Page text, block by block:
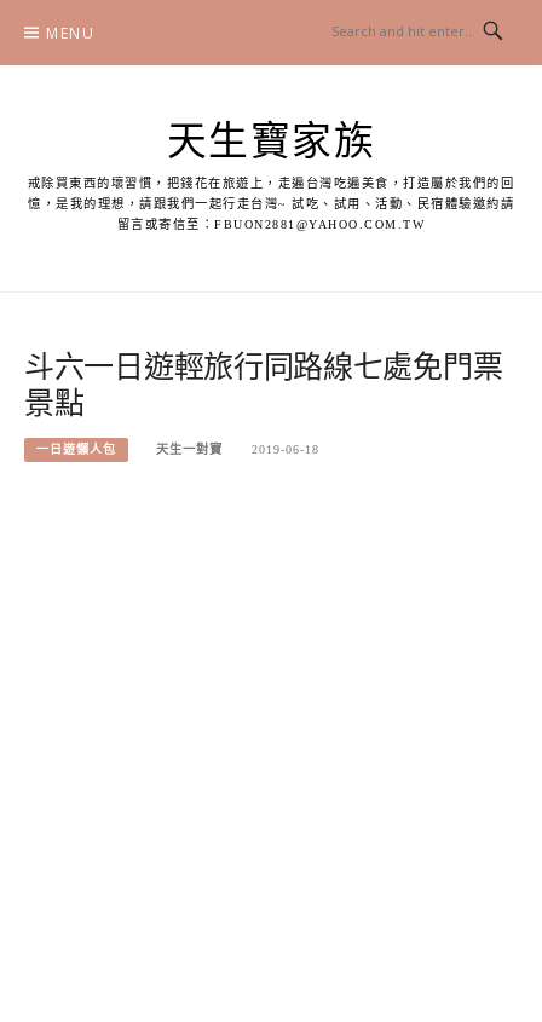
content
MENU
天生寶家族
戒除買東西的壞習慣，把錢花在旅遊上，走遍台灣吃遍美食，打造屬於我們的回
憶，是我的理想，請跟我們一起行走台灣~ 試吃、試用、活動、民宿體驗邀約請
留言或寄信至：FBUON2881@YAHOO.COM.TW
斗六一日遊輕旅行同路線七處免門票
景點
一日遊懶人包 天生一對寶 2019-06-18